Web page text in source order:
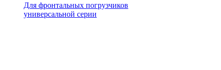
Для фронтальных погрузчиков
универсальной серии